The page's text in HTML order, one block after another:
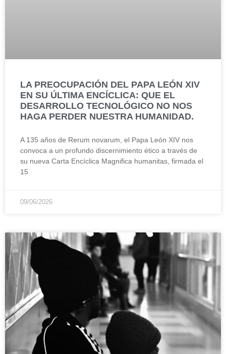
LA PREOCUPACIÓN DEL PAPA LEÓN XIV
EN SU ÚLTIMA ENCÍCLICA: QUE EL
DESARROLLO TECNOLÓGICO NO NOS
HAGA PERDER NUESTRA HUMANIDAD.
A 135 años de Rerum novarum, el Papa León XIV nos
convoca a un profundo discernimiento ético a través de
su nueva Carta Encíclica Magnifica humanitas, firmada el
15
09/06/2026